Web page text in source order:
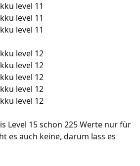
level 11
level 11
level 11
level 12
level 12
level 12
level 12
level 12
Level 15 schon 225 Werte nur für
es auch keine, darum lass es